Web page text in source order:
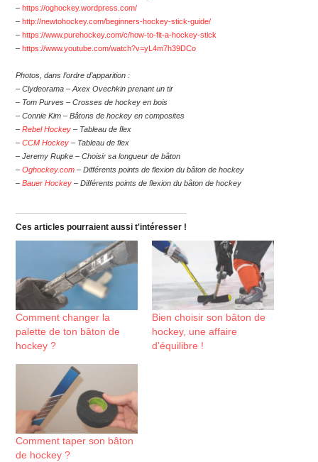
– https://oghockey.wordpress.com/
– http://newtohockey.com/beginners-hockey-stick-guide/
– https://www.purehockey.com/c/how-to-fit-a-hockey-stick
– https://www.youtube.com/watch?v=yL4m7h39DCo
Photos, dans l’ordre d’apparition :
– Clydeorama – Axex Ovechkin prenant un tir
– Tom Purves – Crosses de hockey en bois
– Connie Kim – Bâtons de hockey en composites
–Rebel Hockey – Tableau de flex
–CCM Hockey – Tableau de flex
– Jeremy Rupke – Choisir sa longueur de bâton
–Oghockey.com – Différents points de flexion du bâton de hockey
–Bauer Hockey – Différents points de flexion du bâton de hockey
Ces articles pourraient aussi t'intéresser !
Comment changer la
palette de ton bâton de
hockey ?
Bien choisir son bâton de
hockey, une affaire
d’équilibre !
Comment taper son bâton
de hockey ?